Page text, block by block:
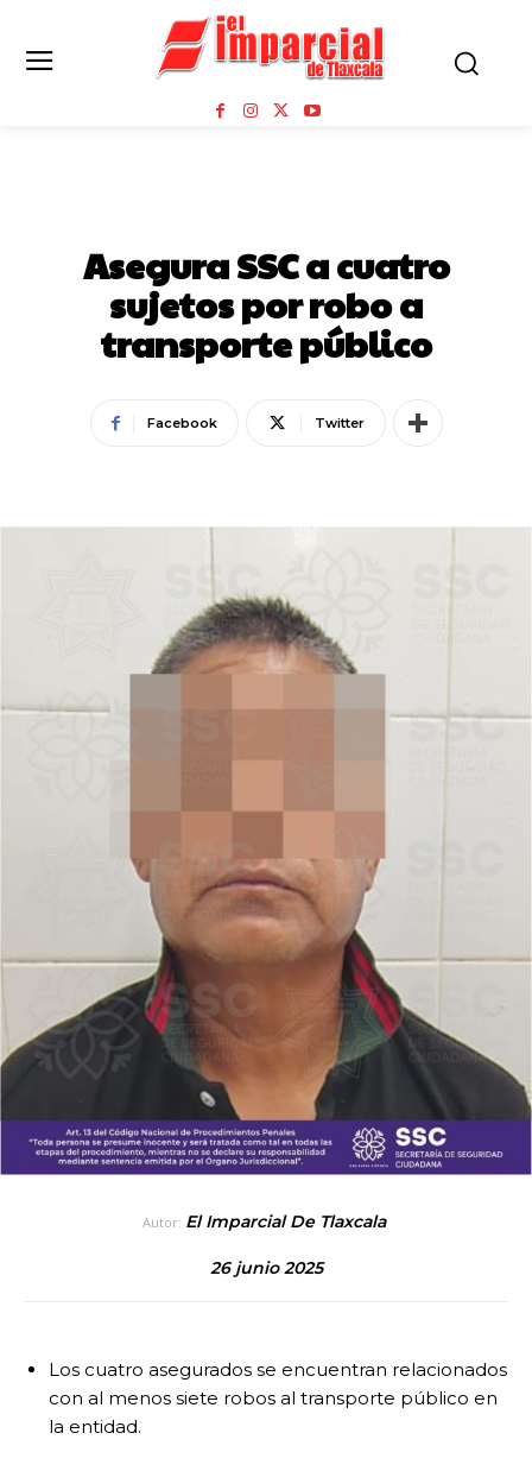
Asegura SSC a cuatro
sujetos por robo a
transporte público
Facebook Twitter
Autor: El Imparcial De Tlaxcala
26 junio 2025
Los cuatro asegurados se encuentran relacionados
con al menos siete robos al transporte público en
la entidad.